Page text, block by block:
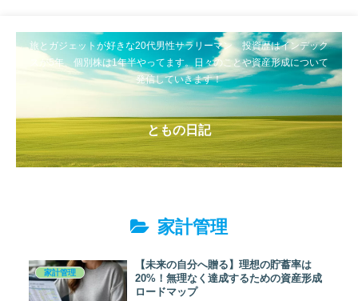
旅とガジェットが好きな20代男性サラリーマン 投資歴はインデック
スが5年、個別株は1年半やってます。日々のことや資産形成について
発信していきます！
ともの日記
家計管理
家計管理
【未来の自分へ贈る】理想の貯蓄率は
20%！無理なく達成するための資産形成
ロードマップ